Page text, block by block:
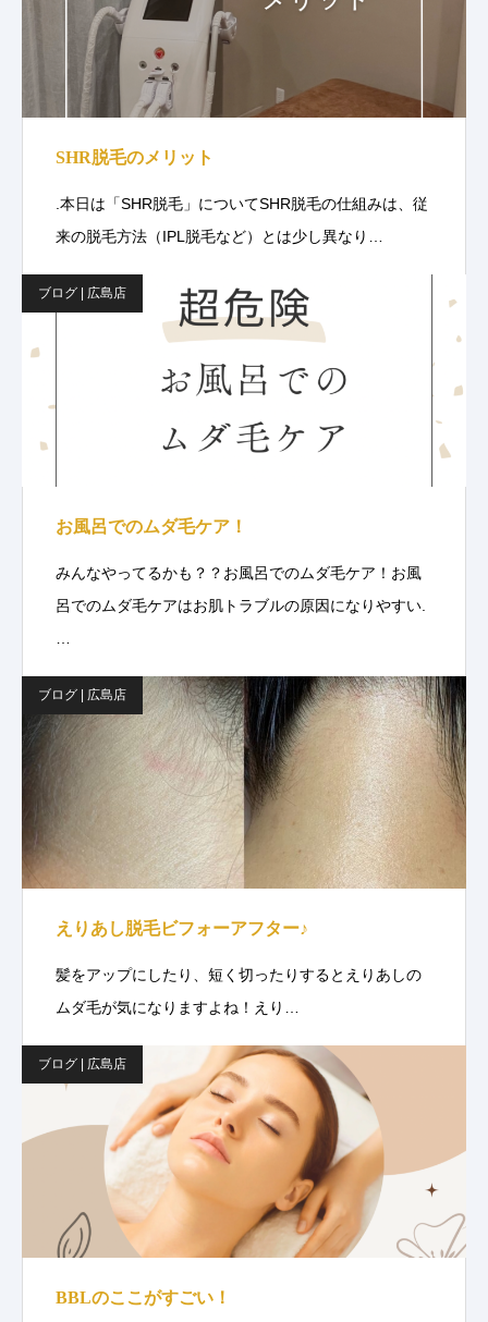
SHR脱毛のメリット
.本日は「SHR脱毛」についてSHR脱毛の仕組みは、従
来の脱毛方法（IPL脱毛など）とは少し異なり…
ブログ | 広島店
お風呂でのムダ毛ケア！
みんなやってるかも？？お風呂でのムダ毛ケア！お風
呂でのムダ毛ケアはお肌トラブルの原因になりやすい.
ブログ | 広島店
えりあし脱毛ビフォーアフター♪
髪をアップにしたり、短く切ったりするとえりあしの
ムダ毛が気になりますよね！えり…
ブログ | 広島店
BBLのここがすごい！